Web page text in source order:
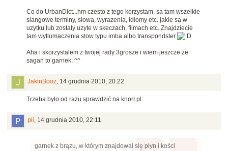
Co do UrbanDict...hm czesto z tego korzystam, sa tam wszelkie
slangowe terminy, slowa, wyrazenia, idiomy etc. jakie sa w
uzytku lub zostaly uzyte w skeczach, filmach etc. Znajdziecie
tam wytlumaczenia slow typu imba albo transpondster
Aha i skorzystalem z twojej rady 3grosze i wiem jeszcze ze
sagan to garnek. ^^
JakinBooz, 14 grudnia 2010, 20:22
Trzeba było od razu sprawdzić na knorr.pl
pli, 14 grudnia 2010, 22:11
garnek z brązu, w którym znajdował się płyn i kości